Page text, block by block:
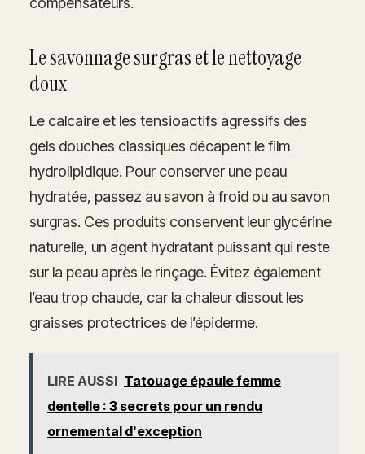
Le savonnage surgras et le nettoyage
doux
Le calcaire et les tensioactifs agressifs des
gels douches classiques décapent le film
hydrolipidique. Pour conserver une peau
hydratée, passez au savon à froid ou au savon
surgras. Ces produits conservent leur glycérine
naturelle, un agent hydratant puissant qui reste
sur la peau après le rinçage. Évitez également
l’eau trop chaude, car la chaleur dissout les
graisses protectrices de l’épiderme.
LIRE AUSSI Tatouage épaule femme
dentelle : 3 secrets pour un rendu
ornemental d'exception